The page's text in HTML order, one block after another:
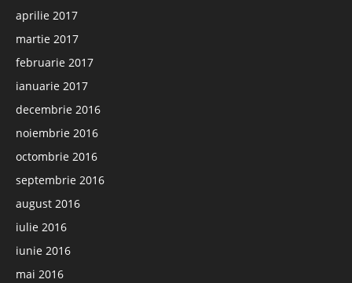
aprilie 2017
martie 2017
februarie 2017
ianuarie 2017
decembrie 2016
noiembrie 2016
octombrie 2016
septembrie 2016
august 2016
iulie 2016
iunie 2016
mai 2016